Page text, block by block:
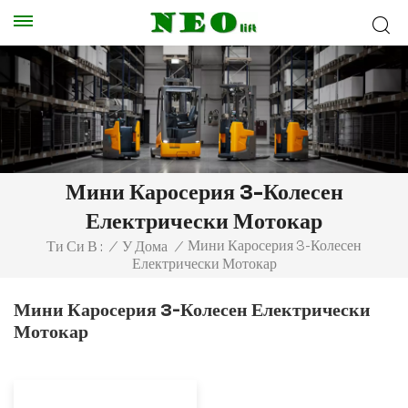
Мини Каросерия 3-Колесен
Електрически Мотокар
Ти Си В : / У Дома / Мини Каросерия 3-Колесен
Електрически Мотокар
Мини Каросерия 3-Колесен Електрически
Мотокар